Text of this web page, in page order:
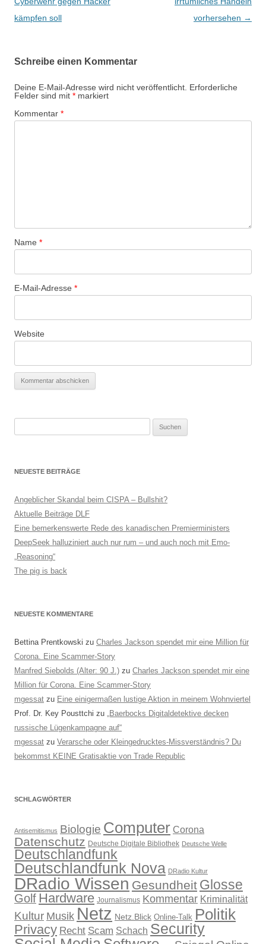
kämpfen soll
vorhersehen →
Schreibe einen Kommentar
Deine E-Mail-Adresse wird nicht veröffentlicht. Erforderliche
Felder sind mit * markiert
Kommentar *
Name *
E-Mail-Adresse *
Website
NEUESTE BEITRÄGE
Angeblicher Skandal beim CISPA – Bullshit?
Aktuelle Beiträge DLF
Eine bemerkenswerte Rede des kanadischen Premierministers
DeepSeek halluziniert auch nur rum – und auch noch mit Emo-
„Reasoning“
The pig is back
NEUESTE KOMMENTARE
Bettina Prentkowski zu Charles Jackson spendet mir eine Million für
Corona. Eine Scammer-Story
Manfred Siebolds (Alter: 90 J.) zu Charles Jackson spendet mir eine
Million für Corona. Eine Scammer-Story
mgessat zu Eine einigermaßen lustige Aktion in meinem Wohnviertel
Prof. Dr. Key Pousttchi zu
„Baerbocks Digitaldetektive decken
russische Lügenkampagne auf“
mgessat zu Verarsche oder Kleingedrucktes-Missverständnis? Du
bekommst KEINE Gratisaktie von Trade Republic
SCHLAGWÖRTER
Antisemitismus Biologie Computer Corona
Datenschutz Deutsche Digitale Bibliothek Deutsche Welle
Deutschlandfunk
Deutschlandfunk Nova DRadio Kultur
DRadio Wissen Gesundheit Glosse
Golf Hardware Journalismus Kommentar Kriminalität
Kultur Musik Netz Netz.Blick Online-Talk Politik
Privacy Recht Scam Schach Security